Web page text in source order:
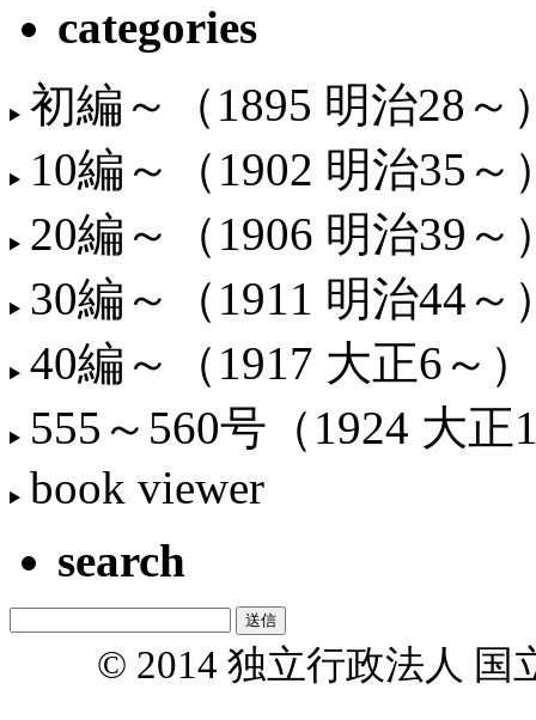
categories
初編～（1895 明治28～
10編～（1902 明治35～
20編～（1906 明治39～
30編～（1911 明治44～
40編～（1917 大正6～）
555～560号（1924 大正
book viewer
search
© 2014 独立行政法人 国